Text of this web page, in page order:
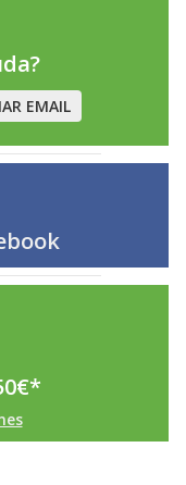
EMAIL
€*